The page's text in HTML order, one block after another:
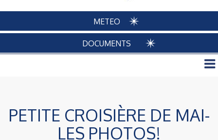
METEO
DOCUMENTS
PETITE CROISIÈRE DE MAI-
LES PHOTOS!